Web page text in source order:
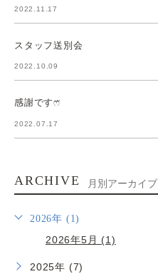
2022.11.17
スタッフ送別会
2022.10.09
感謝ですෆ̈
2022.07.17
ARCHIVE 月別アーカイブ
2026年 (1)
2026年5月 (1)
2025年 (7)